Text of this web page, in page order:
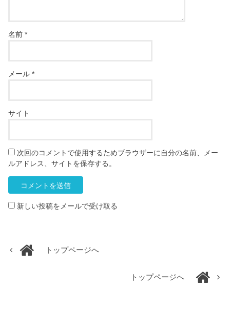
名前*
メール*
サイト
次回のコメントで使用するためブラウザーに自分の名前、メー
ルアドレス、サイトを保存する。
新しい投稿をメールで受け取る
トップページへ
トップページへ